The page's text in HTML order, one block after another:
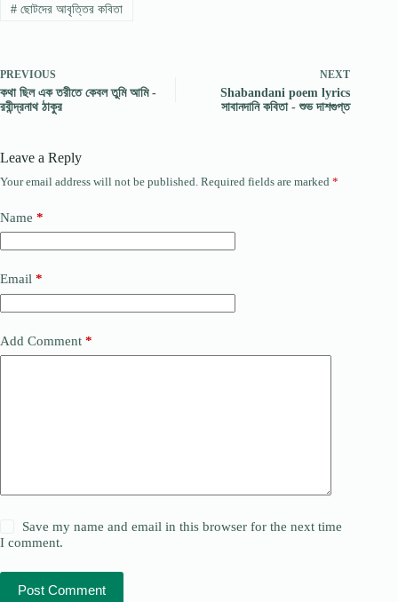
#ছোটদের আবৃত্তির কবিতা
PREVIOUS
কথা ছিল এক তরীতে কেবল তুমি আমি -
রবীন্দ্রনাথ ঠাকুর
NEXT
Shabandani poem lyrics
সাবানদানি কবিতা - শুভ দাশগুপ্ত
Leave a Reply
Your email address will not be published. Required fields are marked *
Name *
Email *
Add Comment *
Save my name and email in this browser for the next time
I comment.
Post Comment